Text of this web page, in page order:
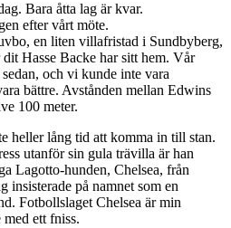
Bara åtta lag är kvar.
efter vårt möte.
en liten villafristad i Sundbyberg,
Hasse Backe har sitt hem. Vår
och vi kunde inte vara
bättre. Avstånden mellan Edwins
100 meter.
heller lång tid att komma in till stan.
utanför sin gula trävilla är han
Lagotto-hunden, Chelsea, från
insisterade på namnet som en
Fotbollslaget Chelsea är min
ett fniss.